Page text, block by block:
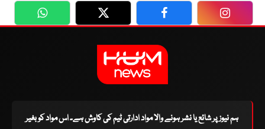
WhatsApp Twitter Facebook
ہم نیوز پر شائع یا نشر ہونے والا مواد ادارتی ٹیم کی کاوش ہے۔ اس مواد کو بغیر